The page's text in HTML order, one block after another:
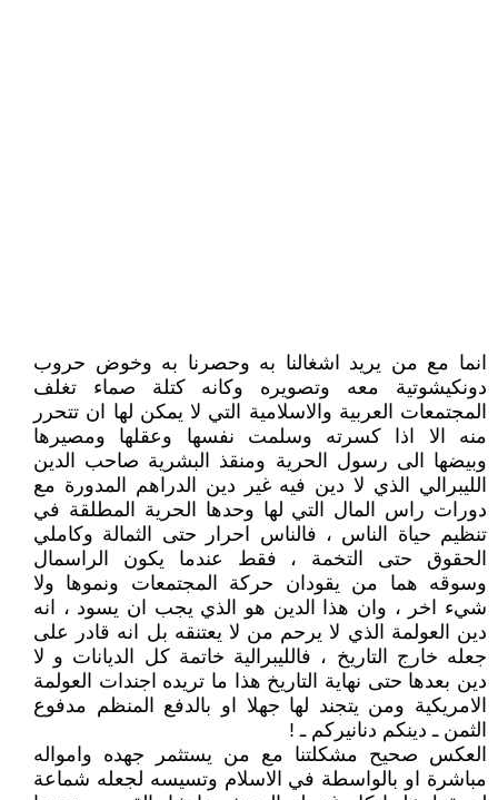
انما مع من يريد اشغالنا به وحصرنا به وخوض حروب
دونكيشوتية معه وتصويره وكانه كتلة صماء تغلف
المجتمعات العربية والاسلامية التي لا يمكن لها ان تتحرر
منه الا اذا كسرته وسلمت نفسها وعقلها ومصيرها
وبيضها الى رسول الحرية ومنقذ البشرية صاحب الدين
الليبرالي الذي لا دين فيه غير دين الدراهم المدورة مع
دورات راس المال التي لها وحدها الحرية المطلقة في
تنظيم حياة الناس ، فالناس احرار حتى الثمالة وكاملي
الحقوق حتى التخمة ، فقط عندما يكون الراسمال
وسوقه هما من يقودان حركة المجتمعات ونموها ولا
شيء اخر ، وان هذا الدين هو الذي يجب ان يسود ، انه
دين العولمة الذي لا يرحم من لا يعتنقه بل انه قادر على
جعله خارج التاريخ ، فالليبرالية خاتمة كل الديانات و لا
دين بعدها حتى نهاية التاريخ هذا ما تريده اجندات العولمة
الامريكية ومن يتجند لها جهلا او بالدفع المنظم مدفوع
الثمن ـ دينكم دنانيركم ـ !
العكس صحيح مشكلتنا مع من يستثمر جهده وامواله
مباشرة او بالواسطة في الاسلام وتسيسه لجعله شماعة